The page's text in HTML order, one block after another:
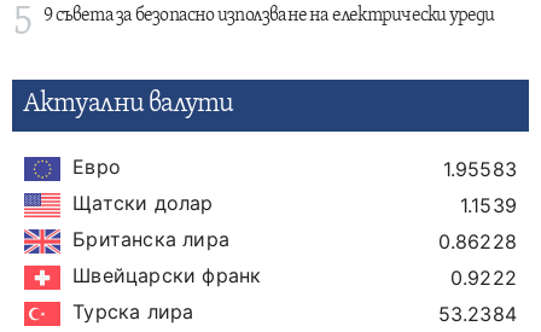
5 9 съвета за безопасно използване на електрически уреди
Актуални валути
Евро
1.95583
Щатски долар
1.1539
Британска лира
0.86228
Швейцарски франк
0.9222
Турска лира
53.2384